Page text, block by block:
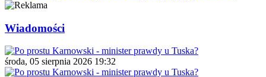
Wiadomości
środa, 05 sierpnia 2026 19:32